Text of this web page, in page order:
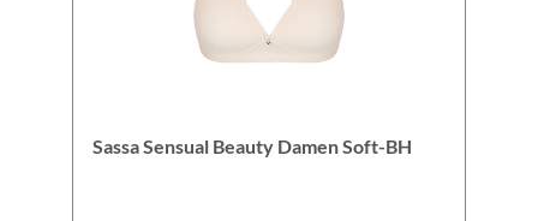
Sassa Sensual Beauty Damen Soft-BH